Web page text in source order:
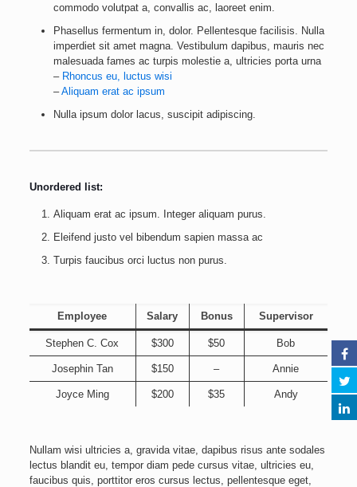
commodo volutpat a, convallis ac, laoreet enim.
Phasellus fermentum in, dolor. Pellentesque facilisis. Nulla
imperdiet sit amet magna. Vestibulum dapibus, mauris nec
malesuada fames ac turpis molestie a, ultricies porta urna
– Rhoncus eu, luctus wisi
–Aliquam erat ac ipsum
Nulla ipsum dolor lacus, suscipit adipiscing.
Unordered list:
Aliquam erat ac ipsum. Integer aliquam purus.
Eleifend justo vel bibendum sapien massa ac
Turpis faucibus orci luctus non purus.
Employee Salary Bonus Supervisor
Stephen C. Cox $300 $50 Bob
Josephin Tan $150 – Annie
Joyce Ming $200 $35 Andy
Nullam wisi ultricies a, gravida vitae, dapibus risus ante sodales
lectus blandit eu, tempor diam pede cursus vitae, ultricies eu,
faucibus quis, porttitor eros cursus lectus, pellentesque eget,